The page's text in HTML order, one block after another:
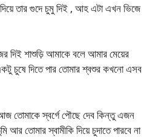
তার গুদে চুমু দিই , আহ এটা এখন ভিজে
দিই শাশুড়ি আমাকে বলে আমার মেয়ের
চুষে দিতে পার তোমার শ্বশুর কখনো এসব
তোমাকে স্বর্গে পৌছে দেব কিন্তু এজন
তোমার স্বামীকি দিয়ে চুদাতে পারবে না